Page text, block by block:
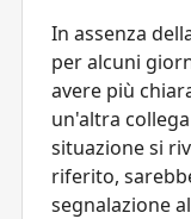
In assenza
per alcuni
avere più
un'altra
situazione si
riferito,
segnalazione